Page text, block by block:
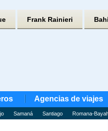
Frank Rainieri
Agencias de viajes
Samaná Santiago Romana-